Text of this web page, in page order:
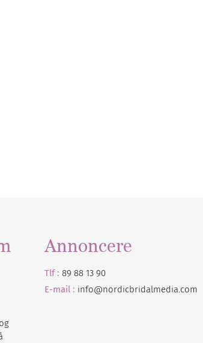
Annoncere
Tlf : 89 88 13 90
E-mail : info@nordicbridalmedia.com